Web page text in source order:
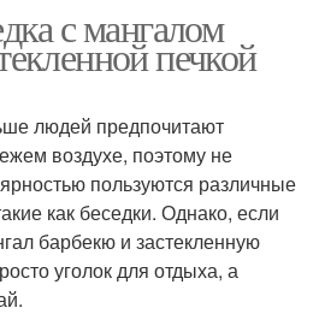
с мангалом
печкой
людей предпочитают
воздухе, поэтому не
пользуются различные
как беседки. Однако, если
барбекю и застекленную
уголок для отдыха, а